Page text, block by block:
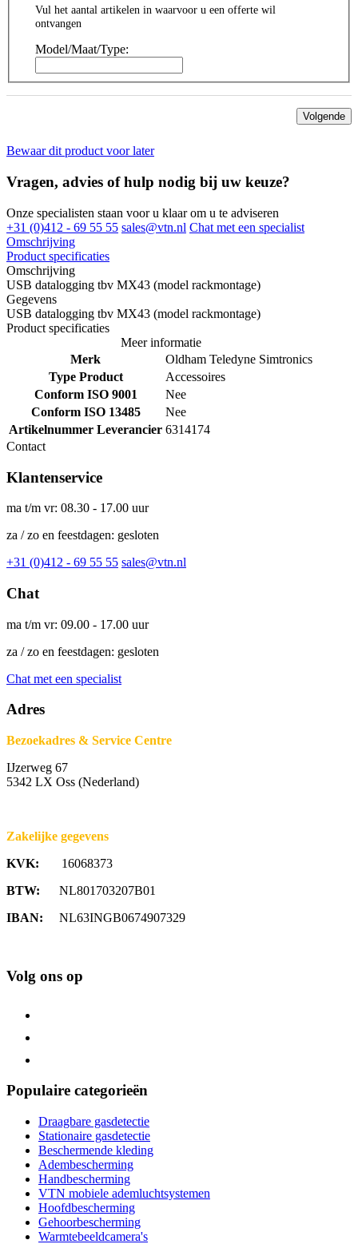
Vul het aantal artikelen in waarvoor u een offerte wil
ontvangen
Model/Maat/Type:
Volgende
Bewaar dit product voor later
Vragen, advies of hulp nodig bij uw keuze?
Onze specialisten staan voor u klaar om u te adviseren
+31 (0)412 - 69 55 55 sales@vtn.nl Chat met een specialist
Omschrijving
Product specificaties
Omschrijving
USB datalogging tbv MX43 (model rackmontage)
Gegevens
USB datalogging tbv MX43 (model rackmontage)
Product specificaties
Meer informatie
Merk
Oldham Teledyne Simtronics
Type Product
Accessoires
Conform ISO 9001
Nee
Conform ISO 13485
Nee
Artikelnummer Leverancier 6314174
Contact
Klantenservice
ma t/m vr: 08.30 - 17.00 uur
za / zo en feestdagen: gesloten
+31 (0)412 - 69 55 55 sales@vtn.nl
Chat
ma t/m vr: 09.00 - 17.00 uur
za / zo en feestdagen: gesloten
Chat met een specialist
Adres
Bezoekadres & Service Centre
IJzerweg 67
5342 LX Oss (Nederland)
Zakelijke gegevens
KVK: 16068373
BTW: NL801703207B01
IBAN: NL63INGB0674907329
Volg ons op
Populaire categorieën
Draagbare gasdetectie
Stationaire gasdetectie
Beschermende kleding
Adembescherming
Handbescherming
VTN mobiele ademluchtsystemen
Hoofdbescherming
Gehoorbescherming
Warmtebeeldcamera's